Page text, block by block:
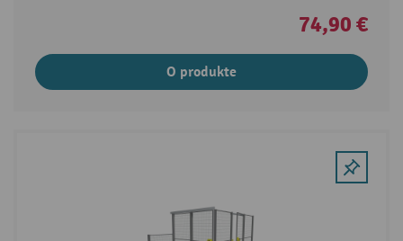
74,90 €
O produkte